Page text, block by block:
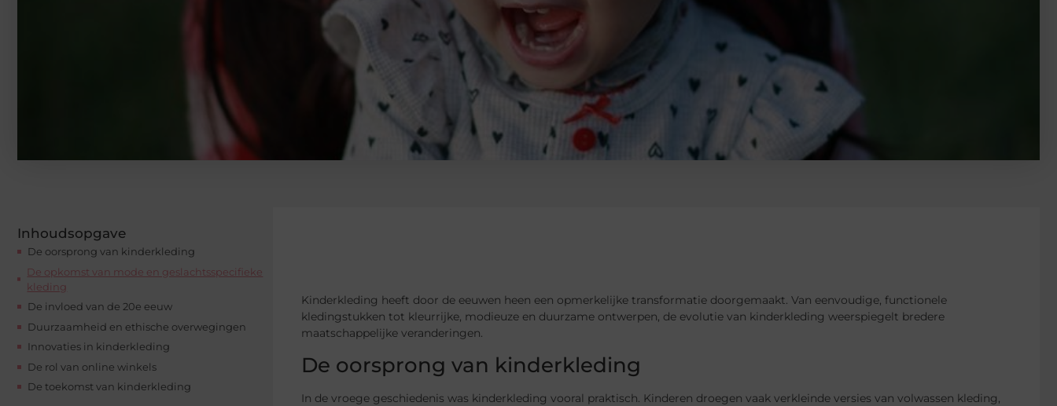
Inhoudsopgave
De oorsprong van kinderkleding
De opkomst van mode en geslachtsspecifieke
kleding
De invloed van de 20e eeuw
Duurzaamheid en ethische overwegingen
Innovaties in kinderkleding
De rol van online winkels
De toekomst van kinderkleding
Kinderkleding heeft door de eeuwen heen een opmerkelijke transformatie doorgemaakt. Van eenvoudige, functionele
kledingstukken tot kleurrijke, modieuze en duurzame ontwerpen, de evolutie van kinderkleding weerspiegelt bredere
maatschappelijke veranderingen.
De oorsprong van kinderkleding
In de vroege geschiedenis was kinderkleding vooral praktisch. Kinderen droegen vaak verkleinde versies van volwassen kleding,